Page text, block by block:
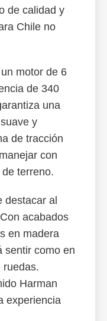
de calidad y
Chile no
motor de 6
de 340
una
y
de tracción
con
terreno.
destacar al
acabados
en madera
sentir como en
ruedas.
Harman
experiencia